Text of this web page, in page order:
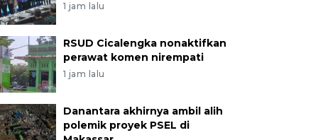
1 jam lalu
RSUD Cicalengka nonaktifkan
perawat komen nirempati
1 jam lalu
Danantara akhirnya ambil alih
polemik proyek PSEL di